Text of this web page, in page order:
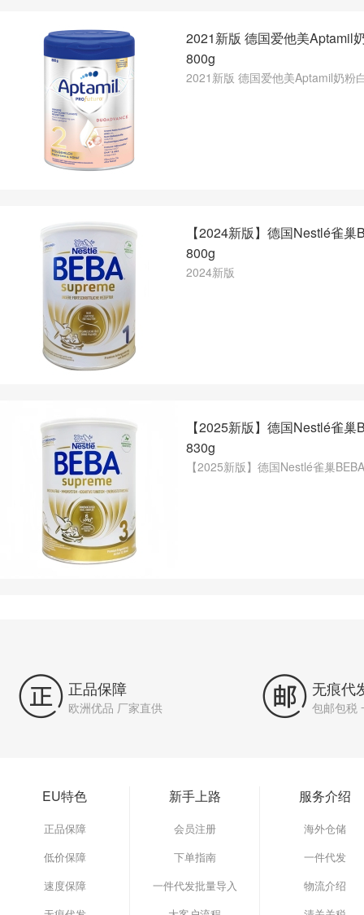
2021新版 德国爱他美Aptamil
800g
2021新版 德国爱他美Aptamil奶粉
【2024新版】德国Nestlé雀
800g
2024新版
【2025新版】德国Nestlé雀
830g
【2025新版】德国Nestlé雀巢
 正品保障
欧洲优品 厂家直供  无痕代
包邮包税
EU特色
正品保障
低价保障
速度保障
新手上路
会员注册
下单指南
一件代发批量导入
服务介绍
海外仓储
一件代发
物流介绍